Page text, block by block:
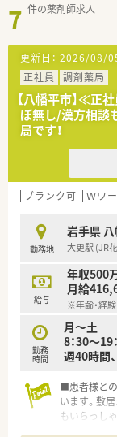
7 件の薬剤師求人
更新日： 2026/08/
正社員
調剤薬局
【八幡平市】≪正
ぼ無し/漢方相談
局です！
ブランク可 Ｗワ
勤務地
岩手県
大更駅 (JR
給与
年収500
月給
※年齢・経
勤務
時間
月～土
8：30～19
週40時間
■患者様と
います。敷
もいらっしゃ